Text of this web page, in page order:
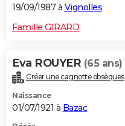
19/09/1987 à Vignolles
Famille GIRARD
Eva ROUYER (65 ans)
Créer une cagnotte obsèques
Naissance
01/07/1921 à Bazac